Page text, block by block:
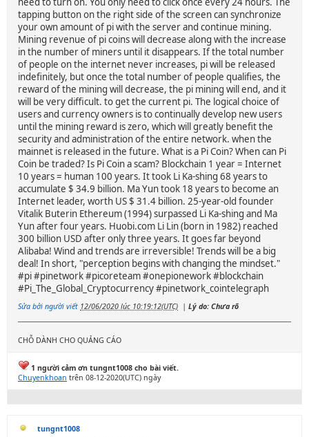
tapping button on the right side of the screen can synchronize
your own amount of pi with the server and continue mining.
Mining revenue of pi coins will decrease along with the increase
in the number of miners until it disappears. If the total number
of people on the internet never increases, pi will be released
indefinitely, but once the total number of people qualifies, the
reward of the mining will decrease, the pi mining will end, and it
will be very difficult. to get the current pi. The logical choice of
users and currency owners is to continually develop new users
until the mining reward is zero, which will greatly benefit the
security and administration of the entire network. when the
mainnet is released in the future. What is a Pi Coin? When can Pi
Coin be traded? Is Pi Coin a scam? Blockchain 1 year = Internet
10 years = human 100 years. It took Li Ka-shing 68 years to
accumulate $ 34.9 billion. Ma Yun took 18 years to become an
Internet leader, worth US $ 31.4 billion. 25-year-old founder
Vitalik Buterin Ethereum (1994) surpassed Li Ka-shing and Ma
Yun after four years. Huobi.com Li Lin (born in 1982) reached
300 billion USD after only three years. It goes far beyond
Alibaba! Wind and trends are irreversible! Trends will be a big
deal! In short, "perception begins with changing the mindset."
#pi #pinetwork #picoreteam #onepionework #blockchain
#Pi_The_Global_Cryptocurrency #pinetwork_cointelegraph
Sửa bởi người viết 12/06/2020 lúc 10:19:12(UTC) | Lý do: Chưa rõ
CHỖ DÀNH CHO QUẢNG CÁO
1 người cảm ơn tungnt1008 cho bài viết.
Chuyenkhoan trên 08-12-2020(UTC) ngày
tungnt1008